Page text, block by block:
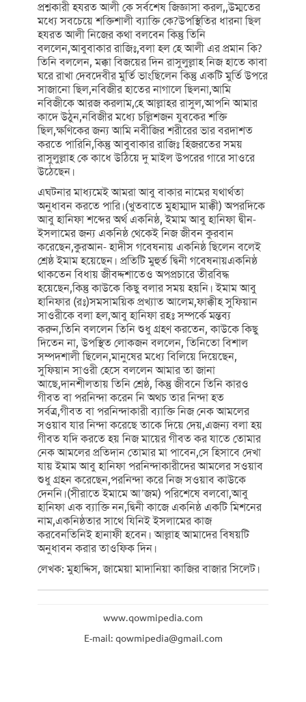
প্রশ্নকারী হযরত আলী কে সর্বশেষ জিজ্ঞাসা করল,,উম্মতের
মধ্যে সবচেয়ে শক্তিশালী ব্যাক্তি কে?উপস্থিতির ধারনা ছিল
হযরত আলী নিজের কথা বলবেন কিন্তু তিনি
বললেন,আবুবাকার রাজিঃ,বলা হল হে আলী এর প্রমান কি?
তিনি বললেন, মক্কা বিজয়ের দিন রাসুলুল্লাহ নিজ হাতে কাবা
ঘরে রাখা দেবদেবীর মুর্তি ভাংছিলেন কিন্তু একটি মুর্তি উপরে
সাজানো ছিল,নবিজীর হাতের নাগালে ছিলনা,আমি
নবিজীকে আরজ করলাম,হে আল্লাহর রাসুল,আপনি আমার
কাদে উঠুন,নবিজীর মধ্যে চল্লিশজন যুবকের শক্তি
ছিল,ক্ষণিকের জন্য আমি নবীজির শরীরের ভার বরদাশত
করতে পারিনি,কিন্তু আবুবাকার রাজিঃ হিজরতের সময়
রাসুলুল্লাহ কে কাধে উঠিয়ে দু মাইল উপরের গারে সাওরে
উঠেছেন।
এঘটনার মাধ্যমেই আমরা আবু বাকার নামের যথার্থতা
অনুধাবন করতে পারি।(খুতবাতে মুহাম্মাদ মাক্কী) অপরদিকে
আবু হানিফা শব্দের অর্থ একনিষ্ঠ, ইমাম আবু হানিফা দ্বীন-
ইসলামের জন্য একনিষ্ঠ থেকেই নিজ জীবন কুরবান
করেছেন,কুরআন- হাদীস গবেষনায় একনিষ্ঠ ছিলেন বলেই
শ্রেষ্ঠ ইমাম হয়েছেন। প্রতিটি মুহুর্ত দ্বিনী গবেষনায়একনিষ্ঠ
থাকতেন বিধায় জীবদ্দশাতেও অপপ্রচারে তীরবিদ্ধ
হয়েছেন,কিন্তু কাউকে কিছু বলার সময় হয়নি। ইমাম আবু
হানিফার (রঃ)সমসাময়িক প্রখ্যাত আলেম,ফাক্কীহ সুফিয়ান
সাওরীকে বলা হল,আবু হানিফা রহঃ সম্পর্কে মন্তব্য
করুন,তিনি বললেন তিনি শুধু গ্রহণ করতেন, কাউকে কিছু
দিতেন না, উপস্থিত লোকজন বললেন, তিনিতো বিশাল
সম্পদশালী ছিলেন,মানুষের মধ্যে বিলিয়ে দিয়েছেন,
সুফিয়ান সাওরী হেসে বললেন আমার তা জানা
আছে,দানশীলতায় তিনি শ্রেষ্ঠ, কিন্তু জীবনে তিনি কারও
গীবত বা পরনিন্দা করেন নি অথচ তার নিন্দা হত
সর্বত্র,গীবত বা পরনিন্দাকারী ব্যাক্তি নিজ নেক আমলের
সওয়াব যার নিন্দা করেছে তাকে দিয়ে দেয়,এজন্য বলা হয়
গীবত যদি করতে হয় নিজ মায়ের গীবত কর যাতে তোমার
নেক আমলের প্রতিদান তোমার মা পাবেন,সে হিসাবে দেখা
যায় ইমাম আবু হানিফা পরনিন্দাকারীদের আমলের সওয়াব
শুধু গ্রহন করেছেন,পরনিন্দা করে নিজ সওয়াব কাউকে
দেননি।(সীরাতে ইমামে আ’জম) পরিশেষে বলবো,আবু
হানিফা এক ব্যাক্তি নন,দ্বিনী কাজে একনিষ্ঠ একটি মিশনের
নাম,একনিষ্ঠতার সাথে যিনিই ইসলামের কাজ
করবেনতিনিই হানাফী হবেন। আল্লাহ আমাদের বিষয়টি
অনুধাবন করার তাওফিক দিন।
লেখক: মুহাদ্দিস, জামেয়া মাদানিয়া কাজির বাজার সিলেট।
www.qowmipedia.com
E-mail: qowmipedia@gmail.com